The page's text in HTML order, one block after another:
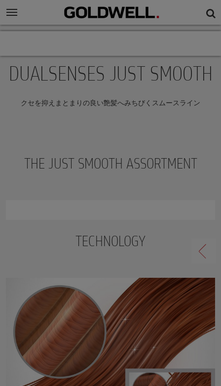
DUALSENSES JUST SMOOTH
クセを抑えまとまりの良い艶髪へみちびくスムースライン
THE JUST SMOOTH ASSORTMENT
TECHNOLOGY